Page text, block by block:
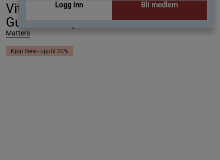
Logg inn
Bli medlem
Vitamin D3 2000 IU + Zink 60 st
Gummies Apelsinsmak
Matters
Kjøp flere - opptil 20%